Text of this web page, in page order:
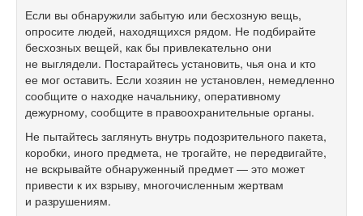
Если вы обнаружили забытую или бесхозную вещь,
опросите людей, находящихся рядом. Не подбирайте
бесхозных вещей, как бы привлекательно они
не выглядели. Постарайтесь установить, чья она и кто
ее мог оставить. Если хозяин не установлен, немедленно
сообщите о находке начальнику, оперативному
дежурному, сообщите в правоохранительные органы.
Не пытайтесь заглянуть внутрь подозрительного пакета,
коробки, иного предмета, не трогайте, не передвигайте,
не вскрывайте обнаруженный предмет — это может
привести к их взрыву, многочисленным жертвам
и разрушениям.